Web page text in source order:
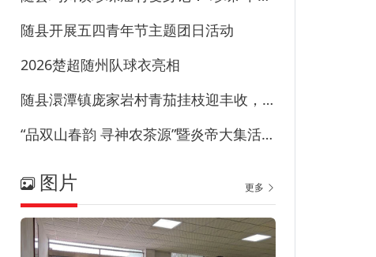
随县开展五四青年节主题团日活动
2026楚超随州队球衣亮相
随县澴潭镇庞家岩村青茄挂枝迎丰收，特色产业兴乡村！
“品双山春韵 寻神农茶源”暨炎帝大集活动在草甸子街历史文化街区启幕
图片 更多